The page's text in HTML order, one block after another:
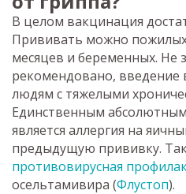
В целом вакцинация
Прививать можно
месяцев и беременных. Не
рекомендовано, введение
людям с тяжелыми
Единственным
является аллергия на
предыдущую прививку.
противовирусная
осельтамивира (Флустоп).